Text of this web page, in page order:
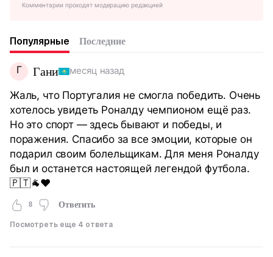
Комментарии проходят модерацию редакцией
Популярные Последние
Г Гани месяц назад
Жаль, что Португалия не смогла победить. Очень
хотелось увидеть Роналду чемпионом ещё раз.
Но это спорт — здесь бывают и победы, и
поражения. Спасибо за все эмоции, которые он
подарил своим болельщикам. Для меня Роналду
был и останется настоящей легендой футбола.
🇵🇹🐐❤️
8 Ответить
Посмотреть еще 4 ответа